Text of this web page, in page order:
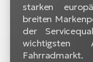
starken
breiten
der
Fahrradmarkt.